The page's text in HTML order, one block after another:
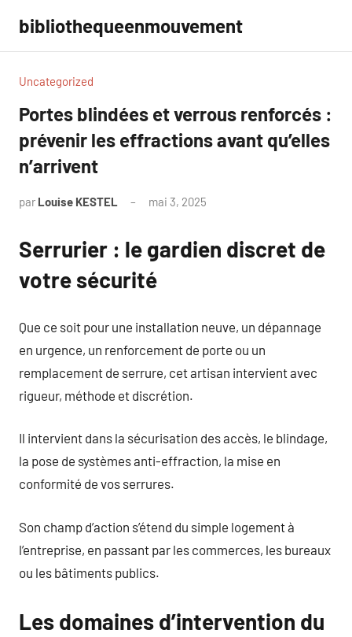
contenu
bibliothequeenmouvement
Uncategorized
Portes blindées et verrous renforcés :
prévenir les effractions avant qu’elles
n’arrivent
par Louise KESTEL mai 3, 2025
Serrurier : le gardien discret de
votre sécurité
Que ce soit pour une installation neuve, un dépannage
en urgence, un renforcement de porte ou un
remplacement de serrure, cet artisan intervient avec
rigueur, méthode et discrétion.
Il intervient dans la sécurisation des accès, le blindage,
la pose de systèmes anti-effraction, la mise en
conformité de vos serrures.
Son champ d’action s’étend du simple logement à
l’entreprise, en passant par les commerces, les bureaux
ou les bâtiments publics.
Les domaines d’intervention du